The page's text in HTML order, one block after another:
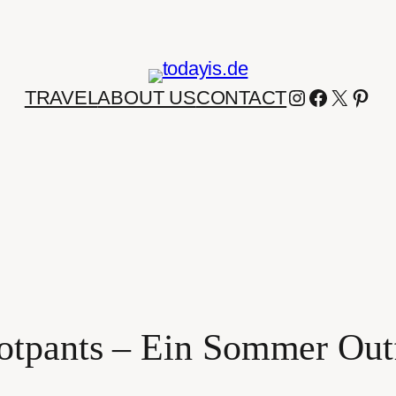
TRAVELABOUT USCONTACTINSTAGRAM
X
– Ein Sommer